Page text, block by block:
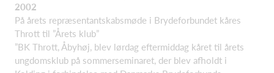
2002
På årets repræsentantskabsmøde i Brydeforbundet kåres
Thrott til ”Årets klub”
”BK Thrott, Åbyhøj, blev lørdag eftermiddag kåret til årets
ungdomsklub på sommerseminaret, der blev afholdt i